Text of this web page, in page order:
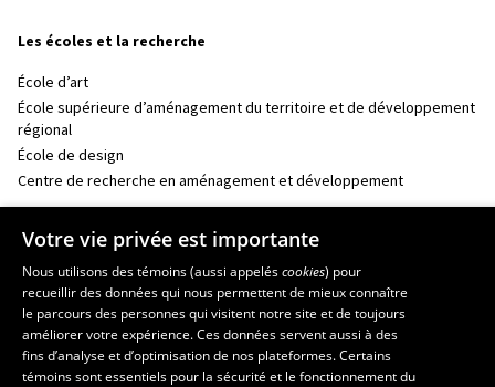
Les écoles et la recherche
École d’art
École supérieure d’aménagement du territoire et de développement
régional
École de design
Centre de recherche en aménagement et développement
Votre vie privée est importante
Nous utilisons des témoins (aussi appeléscookies) pour
recueillir des données qui nous permettent de mieux connaître
le parcours des personnes qui visitent notre site et de toujours
améliorer votre expérience. Ces données servent aussi à des
fins d’analyse et d’optimisation de nos plateformes. Certains
témoins sont essentiels pour la sécurité et le fonctionnement du